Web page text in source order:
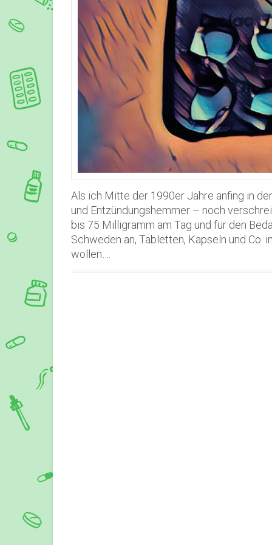
Als ich Mitte der 1990er Jahre anfing in
und Entzündungshemmer – noch
bis 75 Milligramm am Tag und für den
Schweden an, Tabletten, Kapseln und
wollen….